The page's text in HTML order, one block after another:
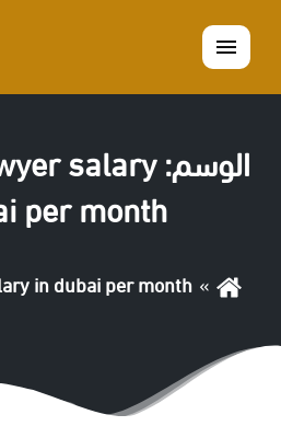
القائمة
الوسم:salary
per month
in dubai per month